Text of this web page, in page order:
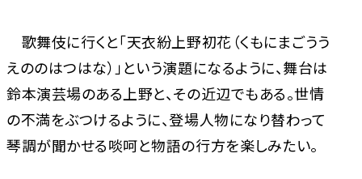
歌舞伎に行くと「天衣紛上野初花（くもにまごうう
えののはつはな）」という演題になるように、舞台は
鈴本演芸場のある上野と、その近辺でもある。世情
の不満をぶつけるように、登場人物になり替わって
琴調が聞かせる啖呵と物語の行方を楽しみたい。